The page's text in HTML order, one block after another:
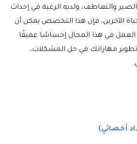
والتعاطف، ولديه الرغبة في إحداث
الآخرين، فإن هذا التخصص يمكن أن
العمل في هذا المجال إحساسًا عميقًا
تطوير مهاراتك في حل المشكلات،
أخصائي)